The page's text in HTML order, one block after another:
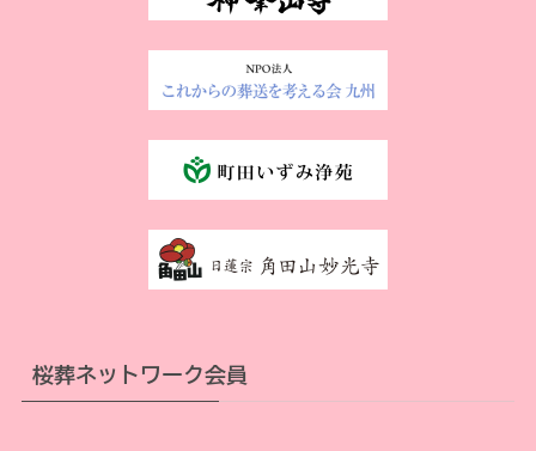
桜葬ネットワーク会員